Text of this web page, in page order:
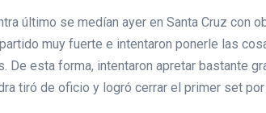
último se medían ayer en Santa Cruz con
muy fuerte e intentaron ponerle las
De esta forma, intentaron apretar bastante
tiró de oficio y logró cerrar el primer set